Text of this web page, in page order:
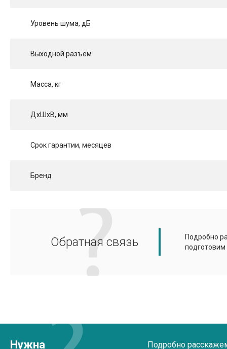
Уровень шума, дБ
Выходной разъём
Масса, кг
ДхШхВ, мм
Срок гарантии, месяцев
Бренд
Обратная связь
Подробно
Нужна Подробно